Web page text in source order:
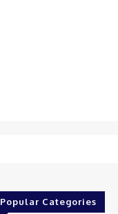
Popular Categories